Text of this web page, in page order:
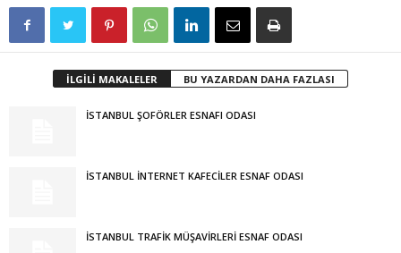
İLGİLİ MAKALELER BU YAZARDAN DAHA FAZLASI
İSTANBUL ŞOFÖRLER ESNAFI ODASI
İSTANBUL İNTERNET KAFECİLER ESNAF ODASI
İSTANBUL TRAFİK MÜŞAVİRLERİ ESNAF ODASI